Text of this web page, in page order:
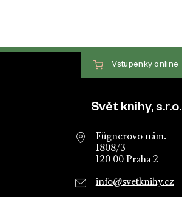
Patička webu
Vstupenky online
Svět knihy, s.r.o.
Fügnerovo nám.
1808/3
120 00 Praha 2
info@svetknihy.cz